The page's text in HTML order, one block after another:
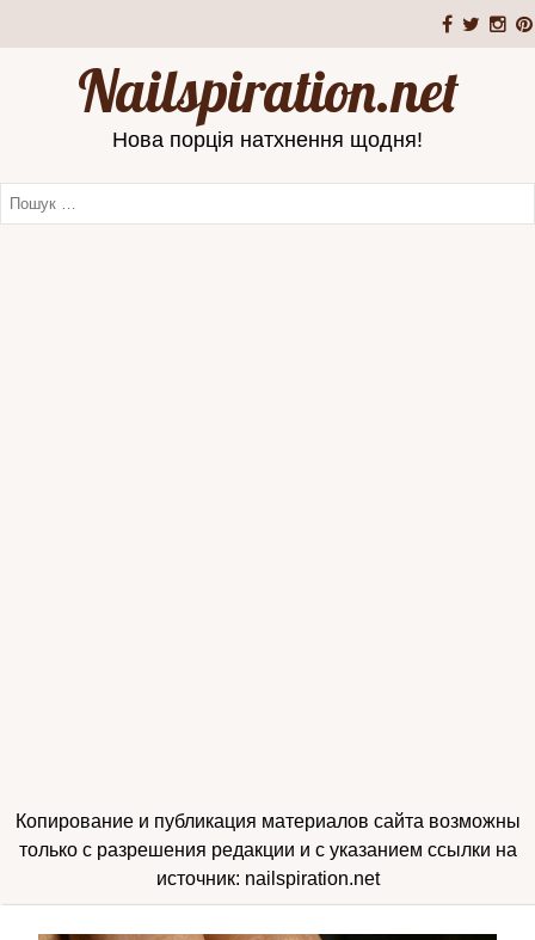
Nailspiration.net
Нова порція натхнення щодня!
Копирование и публикация материалов сайта возможны
только с разрешения редакции и с указанием ссылки на
источник: nailspiration.net